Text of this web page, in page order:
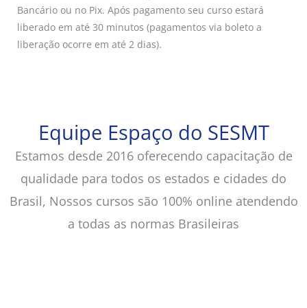
Bancário ou no Pix. Após pagamento seu curso estará
liberado em até 30 minutos (pagamentos via boleto a
liberação ocorre em até 2 dias).
Equipe Espaço do SESMT
Estamos desde 2016 oferecendo capacitação de
qualidade para todos os estados e cidades do
Brasil, Nossos cursos são 100% online atendendo
a todas as normas Brasileiras